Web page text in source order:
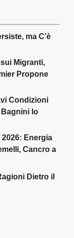
ma C’è
Migranti,
Propone
Condizioni
Bagnini lo
Energia
Cancro a
Dietro il